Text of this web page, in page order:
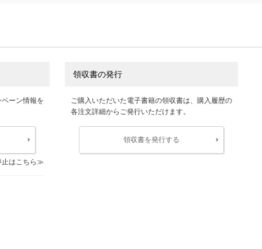
ーン情報を
はこちら
領収書の発行
ご購入いただいた電子書籍の領収書は、購入履歴の
各注文詳細からご発行いただけます。
領収書を発行する